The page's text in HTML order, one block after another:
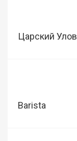
Царский Улов
Barista